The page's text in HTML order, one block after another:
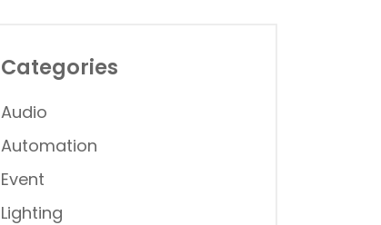
Categories
Audio
Automation
Event
Lighting